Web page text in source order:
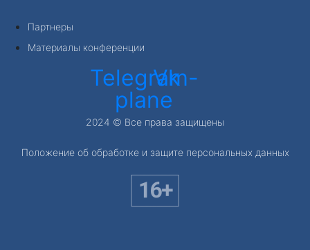
Партнеры
Материалы конференции
Telegram-
plane
Vk
2024 © Все права защищены
Положение об обработке и защите персональных данных